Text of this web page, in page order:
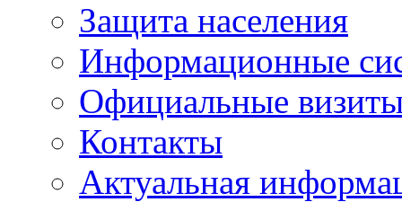
Защита населения
Информационные
Официальные
Контакты
Актуальная